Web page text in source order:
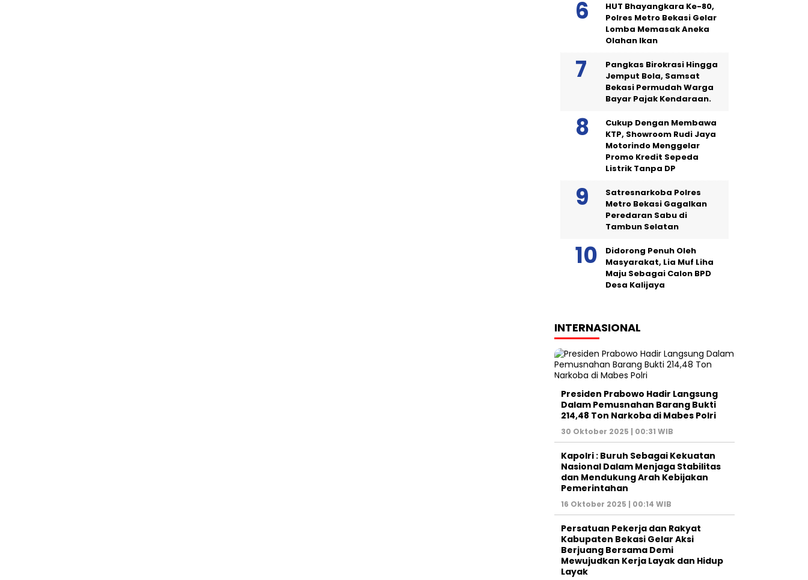
HUT Bhayangkara Ke-80,
Polres Metro Bekasi Gelar
Lomba Memasak Aneka
Olahan Ikan
Pangkas Birokrasi Hingga
Jemput Bola, Samsat
Bekasi Permudah Warga
Bayar Pajak Kendaraan.
Cukup Dengan Membawa
KTP, Showroom Rudi Jaya
Motorindo Menggelar
Promo Kredit Sepeda
Listrik Tanpa DP
Satresnarkoba Polres
Metro Bekasi Gagalkan
Peredaran Sabu di
Tambun Selatan
Didorong Penuh Oleh
Masyarakat, Lia Muf Liha
Maju Sebagai Calon BPD
Desa Kalijaya
INTERNASIONAL
Presiden Prabowo Hadir Langsung
Dalam Pemusnahan Barang Bukti
214,48 Ton Narkoba di Mabes Polri
30 Oktober 2025 | 00:31 WIB
Kapolri : Buruh Sebagai Kekuatan
Nasional Dalam Menjaga Stabilitas
dan Mendukung Arah Kebijakan
Pemerintahan
16 Oktober 2025 | 00:14 WIB
Persatuan Pekerja dan Rakyat
Kabupaten Bekasi Gelar Aksi
Berjuang Bersama Demi
Mewujudkan Kerja Layak dan Hidup
Layak